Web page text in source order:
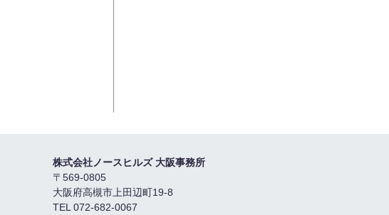
株式会社ノースヒルズ 大阪事務所
〒569-0805
大阪府高槻市上田辺町19-8
TEL 072-682-0067